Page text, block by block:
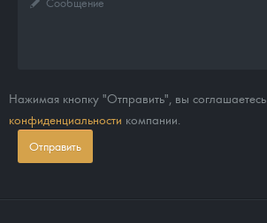
Нажимая кнопку "Отправить", вы соглашаетесь
конфиденциальности компании.
Отправить